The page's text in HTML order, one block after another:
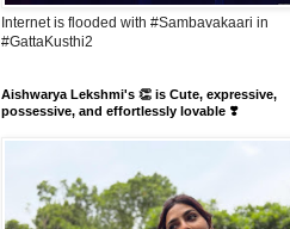
Internet is flooded with #Sambavakaari in
#GattaKusthi2
Aishwarya Lekshmi's 👏 is Cute, expressive,
possessive, and effortlessly lovable ❣️